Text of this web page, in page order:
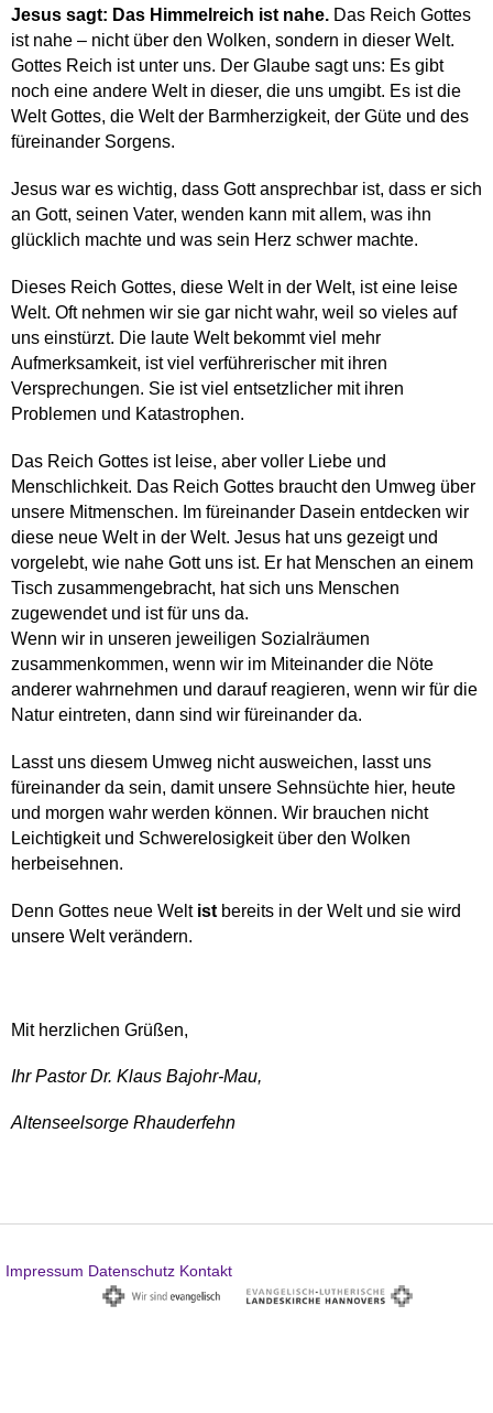
Jesus sagt: Das Himmelreich ist nahe. Das Reich Gottes
ist nahe – nicht über den Wolken, sondern in dieser Welt.
Gottes Reich ist unter uns. Der Glaube sagt uns: Es gibt
noch eine andere Welt in dieser, die uns umgibt. Es ist die
Welt Gottes, die Welt der Barmherzigkeit, der Güte und des
füreinander Sorgens.
Jesus war es wichtig, dass Gott ansprechbar ist, dass er sich
an Gott, seinen Vater, wenden kann mit allem, was ihn
glücklich machte und was sein Herz schwer machte.
Dieses Reich Gottes, diese Welt in der Welt, ist eine leise
Welt. Oft nehmen wir sie gar nicht wahr, weil so vieles auf
uns einstürzt. Die laute Welt bekommt viel mehr
Aufmerksamkeit, ist viel verführerischer mit ihren
Versprechungen. Sie ist viel entsetzlicher mit ihren
Problemen und Katastrophen.
Das Reich Gottes ist leise, aber voller Liebe und
Menschlichkeit. Das Reich Gottes braucht den Umweg über
unsere Mitmenschen. Im füreinander Dasein entdecken wir
diese neue Welt in der Welt. Jesus hat uns gezeigt und
vorgelebt, wie nahe Gott uns ist. Er hat Menschen an einem
Tisch zusammengebracht, hat sich uns Menschen
zugewendet und ist für uns da.
Wenn wir in unseren jeweiligen Sozialräumen
zusammenkommen, wenn wir im Miteinander die Nöte
anderer wahrnehmen und darauf reagieren, wenn wir für die
Natur eintreten, dann sind wir füreinander da.
Lasst uns diesem Umweg nicht ausweichen, lasst uns
füreinander da sein, damit unsere Sehnsüchte hier, heute
und morgen wahr werden können. Wir brauchen nicht
Leichtigkeit und Schwerelosigkeit über den Wolken
herbeisehnen.
Denn Gottes neue Welt ist bereits in der Welt und sie wird
unsere Welt verändern.
Mit herzlichen Grüßen,
Ihr Pastor Dr. Klaus Bajohr-Mau,
Altenseelsorge Rhauderfehn
Impressum Datenschutz Kontakt